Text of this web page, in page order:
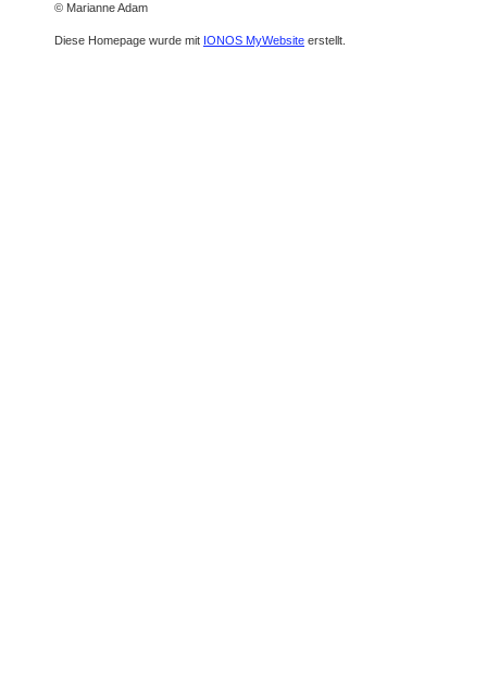
© Marianne Adam
Diese Homepage wurde mit IONOS MyWebsite erstellt.